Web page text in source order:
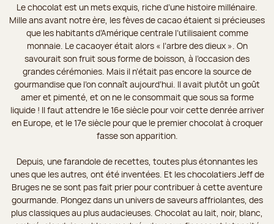
Le chocolat est un mets exquis, riche d’une histoire millénaire.
Mille ans avant notre ère, les fèves de cacao étaient si précieuses
que les habitants d’Amérique centrale l’utilisaient comme
monnaie. Le cacaoyer était alors « l’arbre des dieux ». On
savourait son fruit sous forme de boisson, à l’occasion des
grandes cérémonies. Mais il n’était pas encore la source de
gourmandise que l’on connaît aujourd’hui. Il avait plutôt un goût
amer et pimenté, et on ne le consommait que sous sa forme
liquide ! Il faut attendre le 16e siècle pour voir cette denrée arriver
en Europe, et le 17e siècle pour que le premier chocolat à croquer
fasse son apparition.
Depuis, une farandole de recettes, toutes plus étonnantes les
unes que les autres, ont été inventées. Et les chocolatiers Jeff de
Bruges ne se sont pas fait prier pour contribuer à cette aventure
gourmande. Plongez dans un univers de saveurs affriolantes, des
plus classiques au plus audacieuses. Chocolat au lait, noir, blanc,